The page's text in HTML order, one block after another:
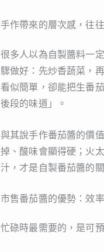
手作帶來的層次感，往
很多人以為自製醬料一
驟做好：先炒香蔬菜，
看似簡單，卻能把生番
後段的味道」。
與其說手作番茄醬的價
掉、酸味會顯得硬；火
汁，才是自製番茄醬的關
市售番茄醬的優勢：效
忙碌時最需要的，是可